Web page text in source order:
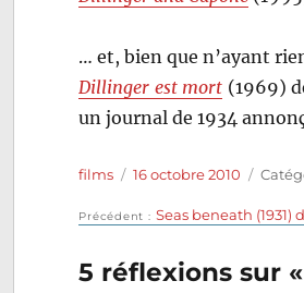
… et, bien que n’ayant
Dillinger est mort (1969)
un journal de 1934
Auteur
films
Publié
16 octobre 2010
Navigation
de
Précédent
Publication
Seas beneath (1931)
5 réflexions sur